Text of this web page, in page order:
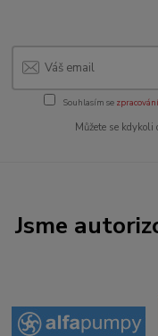
Souhlasím se
Můžete se
Jsme